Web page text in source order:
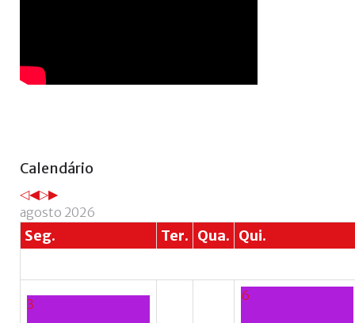
Calendário
AnoMês
Próximo
Próximo
agosto 2026
Seg. Ter. Qua. Qui.
3
6